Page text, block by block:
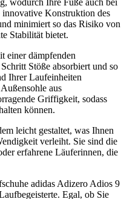
Konstruktion des
minimiert so das Risiko von
Stabilität bietet.
einer dämpfenden
Stöße absorbiert und so
Ihrer Laufeinheiten
aus
Griffigkeit, sodass
können.
leicht gestaltet, was Ihnen
verleiht. Sie sind die
erfahrene Läuferinnen, die
adidas Adizero Adios 9
Egal, ob Sie